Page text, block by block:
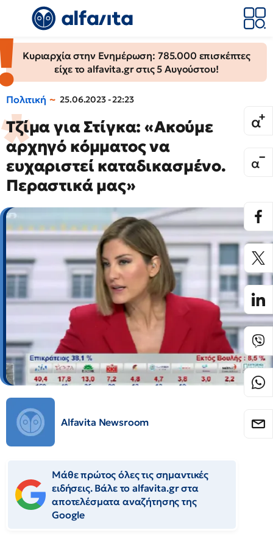
Κυριαρχία στην Ενημέρωση: 785.000 επισκέπτες
είχε το alfavita.gr στις 5 Αυγούστου!
Πολιτική 25.06.2023 - 22:23
Τζίμα για Στίγκα: «Ακούμε
αρχηγό κόμματος να
ευχαριστεί καταδικασμένο.
Περαστικά μας»
Alfavita Newsroom
Μάθε πρώτος όλες τις σημαντικές
ειδήσεις. Βάλε το alfavita.gr στα
αποτελέσματα αναζήτησης της
Google